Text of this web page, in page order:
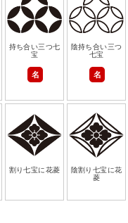
持ち合い三つ七
宝
名
陰持ち合い三つ
七宝
名
割り七宝に花菱
陰割り七宝に花
菱